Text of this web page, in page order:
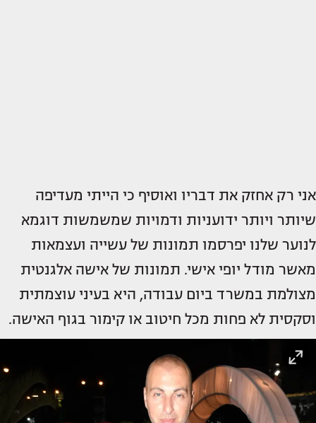
אני רק אחזק את דבריו ואוסיף כי הייתי מעדיפה
שיותר ויותר ידועניות ודמויות שמשמשות דוגמא
לנוער שלנו יפרסמו תמונות של עשייה ועצמאות
מאשר מודל יופי אישי. תמונות של אישה אלגנטית
מצולמת במשרד ביום עבודה, היא בעיני עוצמתית
וסקסית לא פחות מכל חיטוב או קימור בגוף האישה.